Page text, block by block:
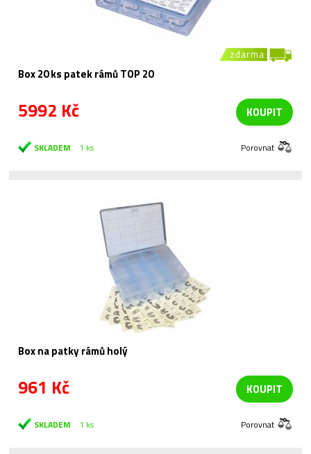
zdarma
Box 20 ks patek rámů TOP 20
5992 Kč KOUPIT
SKLADEM 1 ks Porovnat
Box na patky rámů holý
961 Kč KOUPIT
SKLADEM 1 ks Porovnat